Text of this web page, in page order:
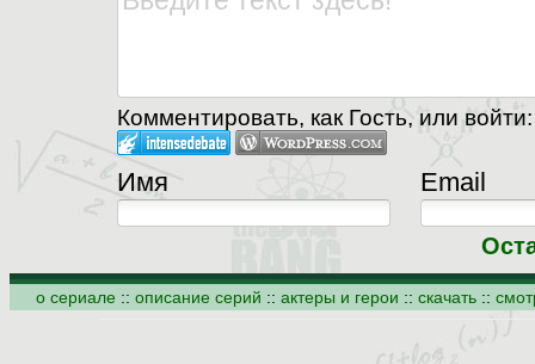
Комментировать, как Гость, или войти:
Имя Email
о сериале :: описание серий :: актеры и герои :: скачать ::